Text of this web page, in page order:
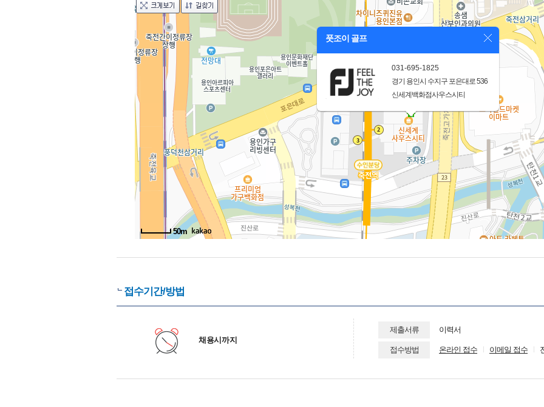
풋조이 골프
031-695-1825
경기 용인시 수지구 포은대로 536
신세계백화점사우스시티
50m
접수기간/방법
채용시까지
제출서류 이력서
접수방법 온라인 접수 이메일 접수